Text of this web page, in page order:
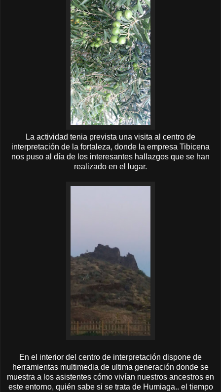
La actividad tenia prevista una visita al centro de
interpretación de la fortaleza, donde la empresa Tibicena
nos puso al día de los interesantes hallazgos que se han
realizado en el lugar.
En el interior del centro de interpretación dispone de
herramientas multimedia de ultima generación donde se
muestra a los asistentes cómo vivían nuestros ancestros en
este entorno, quién sabe si se trata de Humiaga.. el tiempo